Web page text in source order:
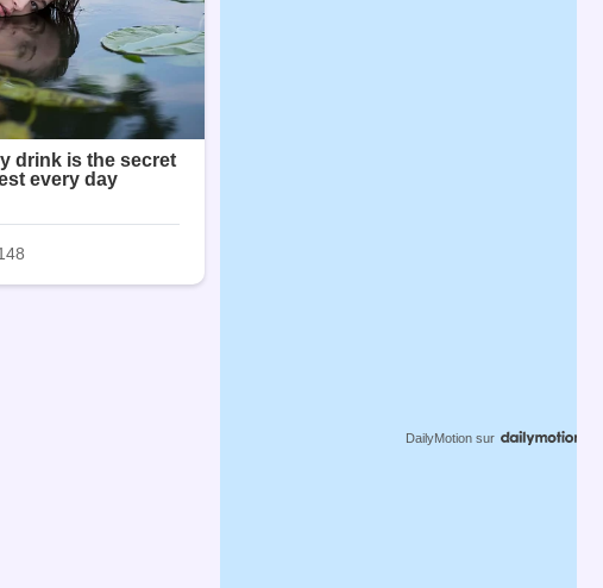
DailyMotion sur